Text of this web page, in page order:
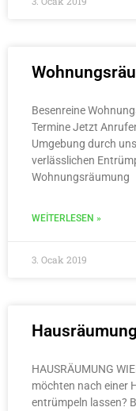
Besenreine
Termine Jetzt
Umgebung durch
verlässlichen
Wohnungsräumung
WEITERLESEN »
3. Ocak 2019
Hausräumung
HAUSRÄUMUNG
möchten nach einer
entrümpeln lassen?